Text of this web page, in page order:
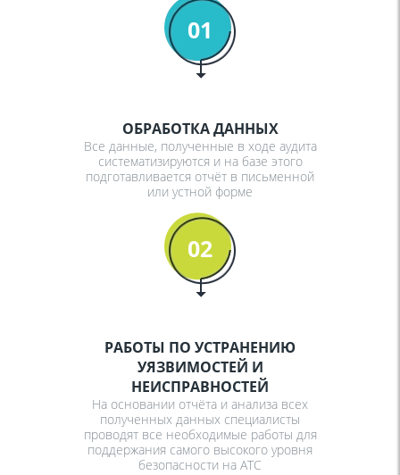
01
ОБРАБОТКА ДАННЫХ
Все данные, полученные в ходе аудита
систематизируются и на базе этого
подготавливается отчёт в письменной
или устной форме
02
РАБОТЫ ПО УСТРАНЕНИЮ
УЯЗВИМОСТЕЙ И
НЕИСПРАВНОСТЕЙ
На основании отчёта и анализа всех
полученных данных специалисты
проводят все необходимые работы для
поддержания самого высокого уровня
безопасности на АТС